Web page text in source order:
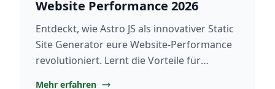
Website Performance 2026
Entdeckt, wie Astro JS als innovativer Static
Site Generator eure Website-Performance
revolutioniert. Lernt die Vorteile für
Mehr erfahren